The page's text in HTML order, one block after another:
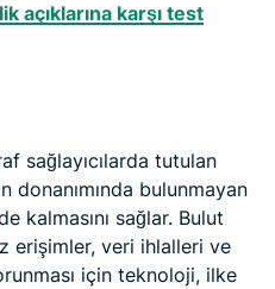
açıklarına karşı test
sağlayıcılarda tutulan
donanımında bulunmayan
kalmasını sağlar. Bulut
erişimler, veri ihlalleri ve
için teknoloji, ilke